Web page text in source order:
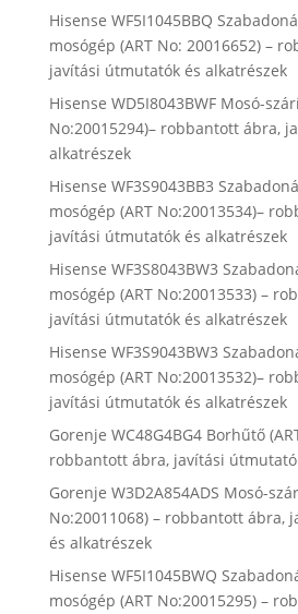
Hisense WF5I1045BBQ
mosógép (ART No: 20016652) –
javítási útmutatók és alkatrészek
Hisense WD5I8043BWF Mosó-
No:20015294)– robbantott ábra,
alkatrészek
Hisense WF3S9043BB3
mosógép (ART No:20013534)–
javítási útmutatók és alkatrészek
Hisense WF3S8043BW3
mosógép (ART No:20013533) –
javítási útmutatók és alkatrészek
Hisense WF3S9043BW3
mosógép (ART No:20013532)–
javítási útmutatók és alkatrészek
Gorenje WC48G4BG4 Borhűtő
robbantott ábra, javítási
Gorenje W3D2A854ADS Mosó-
No:20011068) – robbantott ábra,
és alkatrészek
Hisense WF5I1045BWQ
mosógép (ART No:20015295) –